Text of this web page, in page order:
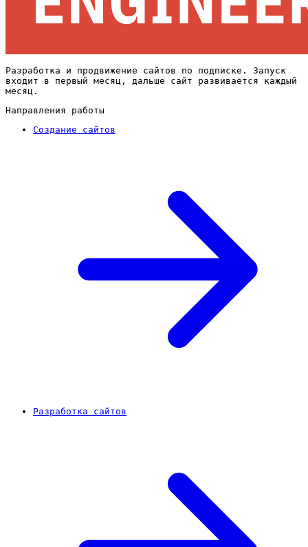
Разработка и продвижение сайтов по подписке. Запуск
входит в первый месяц, дальше сайт развивается каждый
месяц.
Направления работы
Создание сайтов
Разработка сайтов